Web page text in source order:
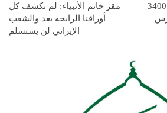
الصحة العالمية: أكثر من 3400
مقر خاتم الأنبياء: لم نكشف كل
أوراقنا الرابحة بعد والشعب
الإيراني لن يستسلم